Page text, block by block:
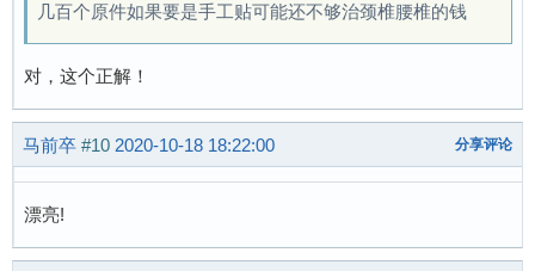
几百个原件如果要是手工贴可能还不够治颈椎腰椎的钱
对，这个正解！
马前卒 #10 2020-10-18 18:22:00 分享评论
漂亮!